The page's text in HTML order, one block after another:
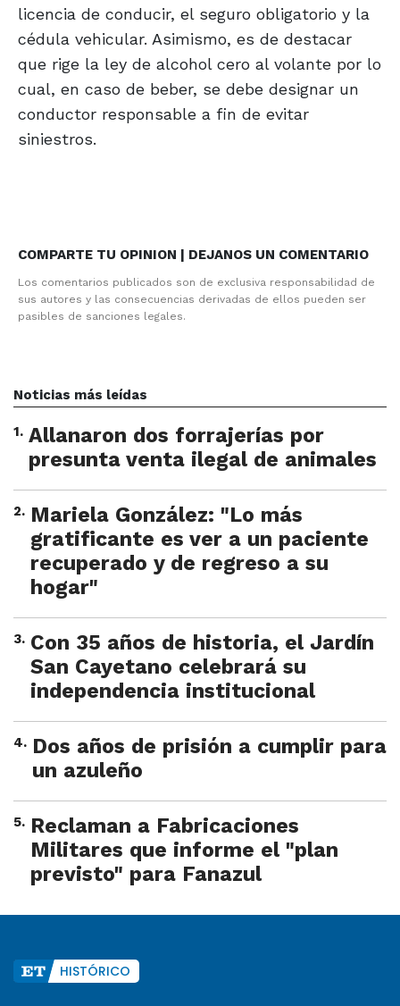
licencia de conducir, el seguro obligatorio y la
cédula vehicular. Asimismo, es de destacar
que rige la ley de alcohol cero al volante por lo
cual, en caso de beber, se debe designar un
conductor responsable a fin de evitar
siniestros.
COMPARTE TU OPINION | DEJANOS UN COMENTARIO
Los comentarios publicados son de exclusiva responsabilidad de
sus autores y las consecuencias derivadas de ellos pueden ser
pasibles de sanciones legales.
Noticias más leídas
1. Allanaron dos forrajerías por
presunta venta ilegal de animales
2. Mariela González: "Lo más
gratificante es ver a un paciente
recuperado y de regreso a su
hogar"
3. Con 35 años de historia, el Jardín
San Cayetano celebrará su
independencia institucional
4. Dos años de prisión a cumplir para
un azuleño
5. Reclaman a Fabricaciones
Militares que informe el "plan
previsto" para Fanazul
HISTÓRICO